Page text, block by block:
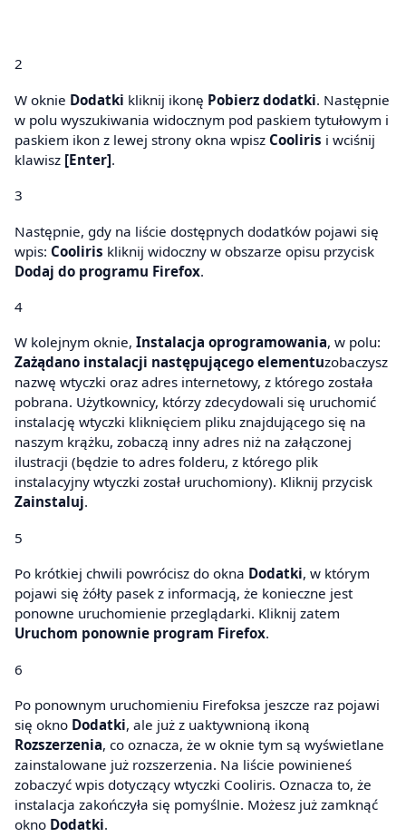
2
W oknie Dodatki kliknij ikonę Pobierz dodatki. Następnie
w polu wyszukiwania widocznym pod paskiem tytułowym i
paskiem ikon z lewej strony okna wpisz Cooliris i wciśnij
klawisz [Enter].
3
Następnie, gdy na liście dostępnych dodatków pojawi się
wpis: Cooliris kliknij widoczny w obszarze opisu przycisk
Dodaj do programu Firefox.
4
W kolejnym oknie, Instalacja oprogramowania, w polu:
Zażądano instalacji następującego elementuzobaczysz
nazwę wtyczki oraz adres internetowy, z którego została
pobrana. Użytkownicy, którzy zdecydowali się uruchomić
instalację wtyczki kliknięciem pliku znajdującego się na
naszym krążku, zobaczą inny adres niż na załączonej
ilustracji (będzie to adres folderu, z którego plik
instalacyjny wtyczki został uruchomiony). Kliknij przycisk
Zainstaluj.
5
Po krótkiej chwili powrócisz do okna Dodatki, w którym
pojawi się żółty pasek z informacją, że konieczne jest
ponowne uruchomienie przeglądarki. Kliknij zatem
Uruchom ponownie program Firefox.
6
Po ponownym uruchomieniu Firefoksa jeszcze raz pojawi
się okno Dodatki, ale już z uaktywnioną ikoną
Rozszerzenia, co oznacza, że w oknie tym są wyświetlane
zainstalowane już rozszerzenia. Na liście powinieneś
zobaczyć wpis dotyczący wtyczki Cooliris. Oznacza to, że
instalacja zakończyła się pomyślnie. Możesz już zamknąć
okno Dodatki.